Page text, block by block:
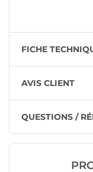
FICHE
AVIS CLIENT
QUESTIONS /